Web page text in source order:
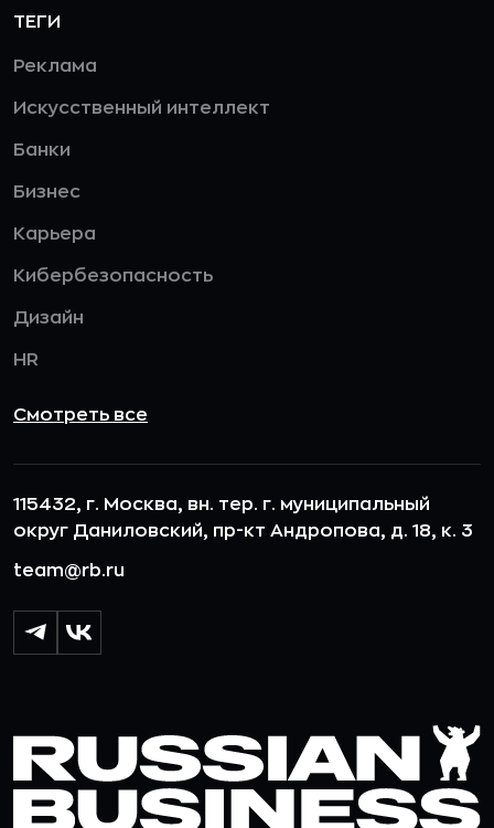
ТЕГИ
Реклама
Искусственный интеллект
Банки
Бизнес
Карьера
Кибербезопасность
Дизайн
HR
Смотреть все
115432, г. Москва, вн. тер. г. муниципальный
округ Даниловский, пр-кт Андропова, д. 18, к. 3
team@rb.ru